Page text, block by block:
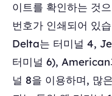
이트를 확인하는 것
번호가 인쇄되어 있
Delta는 터미널 4,
터미널 6),
널 8을 이용하며, 많